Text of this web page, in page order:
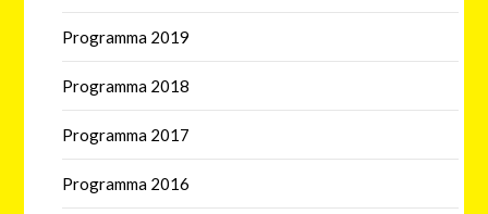
Programma 2019
Programma 2018
Programma 2017
Programma 2016